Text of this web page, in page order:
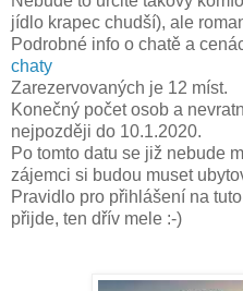
jídlo krapec chudší), ale
Podrobné info o chatě a
chaty
Zarezervovaných je 12 míst.
Konečný počet osob a
nejpozději do 10.1.2020.
Po tomto datu se již nebude
zájemci si budou muset
Pravidlo pro přihlášení na
přijde, ten dřív mele :-)